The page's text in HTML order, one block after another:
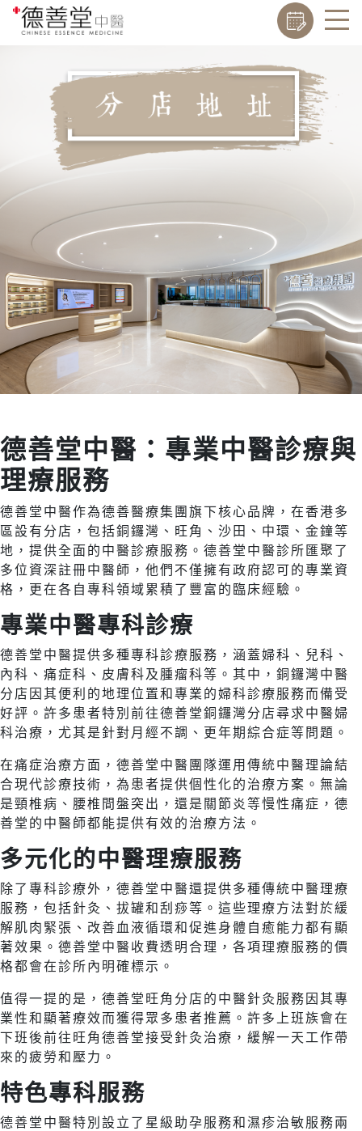
德善堂中醫：專業中醫診療與
理療服務
德善堂中醫作為德善醫療集團旗下核心品牌，在香港多
區設有分店，包括銅鑼灣、旺角、沙田、中環、金鐘等
地，提供全面的中醫診療服務。德善堂中醫診所匯聚了
多位資深註冊中醫師，他們不僅擁有政府認可的專業資
格，更在各自專科領域累積了豐富的臨床經驗。
專業中醫專科診療
德善堂中醫提供多種專科診療服務，涵蓋婦科、兒科、
內科、痛症科、皮膚科及腫瘤科等。其中，銅鑼灣中醫
分店因其便利的地理位置和專業的婦科診療服務而備受
好評。許多患者特別前往德善堂銅鑼灣分店尋求中醫婦
科治療，尤其是針對月經不調、更年期綜合症等問題。
在痛症治療方面，德善堂中醫團隊運用傳統中醫理論結
合現代診療技術，為患者提供個性化的治療方案。無論
是頸椎病、腰椎間盤突出，還是關節炎等慢性痛症，德
善堂的中醫師都能提供有效的治療方法。
多元化的中醫理療服務
除了專科診療外，德善堂中醫還提供多種傳統中醫理療
服務，包括針灸、拔罐和刮痧等。這些理療方法對於緩
解肌肉緊張、改善血液循環和促進身體自癒能力都有顯
著效果。德善堂中醫收費透明合理，各項理療服務的價
格都會在診所內明確標示。
值得一提的是，德善堂旺角分店的中醫針灸服務因其專
業性和顯著療效而獲得眾多患者推薦。許多上班族會在
下班後前往旺角德善堂接受針灸治療，緩解一天工作帶
來的疲勞和壓力。
特色專科服務
德善堂中醫特別設立了星級助孕服務和濕疹治敏服務兩